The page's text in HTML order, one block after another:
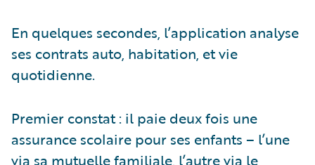
En quelques secondes, l’application analyse
ses contrats auto, habitation, et vie
quotidienne.
Premier constat : il paie deux fois une
assurance scolaire pour ses enfants – l’une
via sa mutuelle familiale, l’autre via le